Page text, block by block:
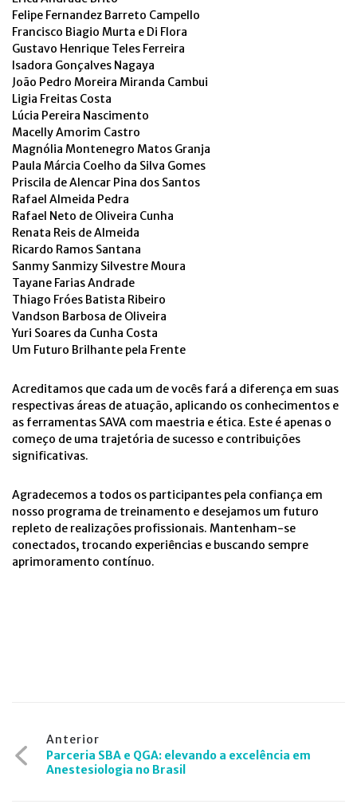
Felipe Fernandez Barreto Campello
Francisco Biagio Murta e Di Flora
Gustavo Henrique Teles Ferreira
Isadora Gonçalves Nagaya
João Pedro Moreira Miranda Cambui
Ligia Freitas Costa
Lúcia Pereira Nascimento
Macelly Amorim Castro
Magnólia Montenegro Matos Granja
Paula Márcia Coelho da Silva Gomes
Priscila de Alencar Pina dos Santos
Rafael Almeida Pedra
Rafael Neto de Oliveira Cunha
Renata Reis de Almeida
Ricardo Ramos Santana
Sanmy Sanmizy Silvestre Moura
Tayane Farias Andrade
Thiago Fróes Batista Ribeiro
Vandson Barbosa de Oliveira
Yuri Soares da Cunha Costa
Um Futuro Brilhante pela Frente
Acreditamos que cada um de vocês fará a diferença em suas
respectivas áreas de atuação, aplicando os conhecimentos e
as ferramentas SAVA com maestria e ética. Este é apenas o
começo de uma trajetória de sucesso e contribuições
significativas.
Agradecemos a todos os participantes pela confiança em
nosso programa de treinamento e desejamos um futuro
repleto de realizações profissionais. Mantenham-se
conectados, trocando experiências e buscando sempre
aprimoramento contínuo.
Navegação
de
Anterior
Parceria SBA e QGA: elevando a excelência em
Anestesiologia no Brasil